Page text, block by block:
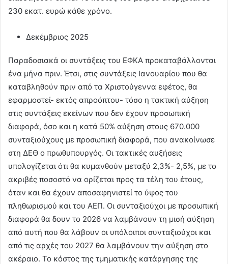
230 εκατ. ευρώ κάθε χρόνο.
Δεκέμβριος 2025
Παραδοσιακά οι συντάξεις του ΕΦΚΑ προκαταβάλλονται
ένα μήνα πριν. Έτσι, στις συντάξεις Ιανουαρίου που θα
καταβληθούν πριν από τα Χριστούγεννα εφέτος, θα
εφαρμοστεί- εκτός απροόπτου- τόσο η τακτική αύξηση
στις συντάξεις εκείνων που δεν έχουν προσωπική
διαφορά, όσο και η κατά 50% αύξηση στους 670.000
συνταξιούχους με προσωπική διαφορά, που ανακοίνωσε
στη ΔΕΘ ο πρωθυπουργός. Οι τακτικές αυξήσεις
υπολογίζεται ότι θα κυμανθούν μεταξύ 2,3%- 2,5%, με το
ακριβές ποσοστό να ορίζεται προς τα τέλη του έτους,
όταν και θα έχουν αποσαφηνιστεί το ύψος του
πληθωρισμού και του ΑΕΠ. Οι συνταξιούχοι με προσωπική
διαφορά θα δουν το 2026 να λαμβάνουν τη μισή αύξηση
από αυτή που θα λάβουν οι υπόλοιποι συνταξιούχοι και
από τις αρχές του 2027 θα λαμβάνουν την αύξηση στο
ακέραιο. Το κόστος της τμηματικής κατάργησης της